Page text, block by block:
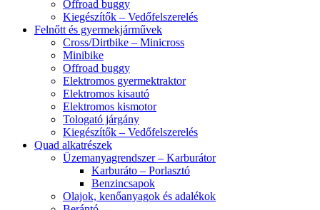
Offroad buggy
Kiegészítők – Vedőfelszerelés
Felnőtt és gyermekjárművek
Cross/Dirtbike – Minicross
Minibike
Offroad buggy
Elektromos gyermektraktor
Elektromos kisautó
Elektromos kismotor
Tologató járgány
Kiegészítők – Vedőfelszerelés
Quad alkatrészek
Üzemanyagrendszer – Karburátor
Karburáto – Porlasztó
Benzincsapok
Olajok, kenőanyagok és adalékok